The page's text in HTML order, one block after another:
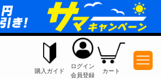
カート
ログイン
会員登録
購入ガイド